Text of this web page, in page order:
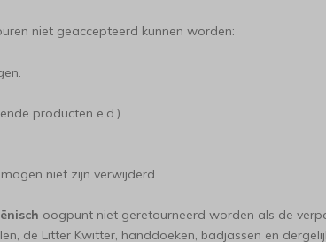
niet geaccepteerd kunnen worden:
producten e.d.).
niet zijn verwijderd.
oogpunt niet geretourneerd worden als de
de Litter Kwitter, handdoeken, badjassen en